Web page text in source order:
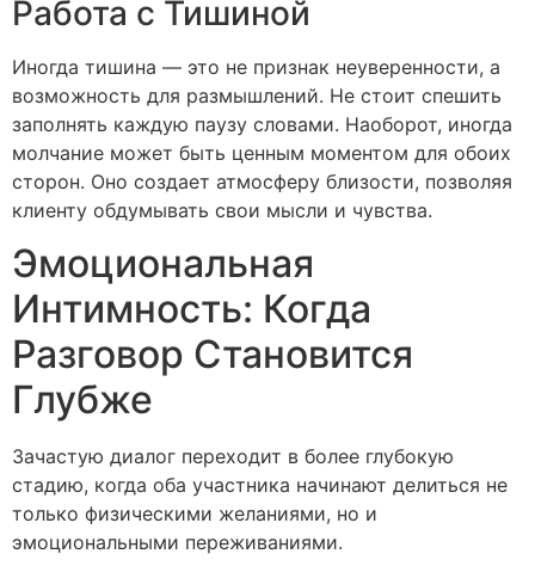
Работа с Тишиной
Иногда тишина — это не признак неуверенности, а
возможность для размышлений. Не стоит спешить
заполнять каждую паузу словами. Наоборот, иногда
молчание может быть ценным моментом для обоих
сторон. Оно создает атмосферу близости, позволяя
клиенту обдумывать свои мысли и чувства.
Эмоциональная
Интимность: Когда
Разговор Становится
Глубже
Зачастую диалог переходит в более глубокую
стадию, когда оба участника начинают делиться не
только физическими желаниями, но и
эмоциональными переживаниями.